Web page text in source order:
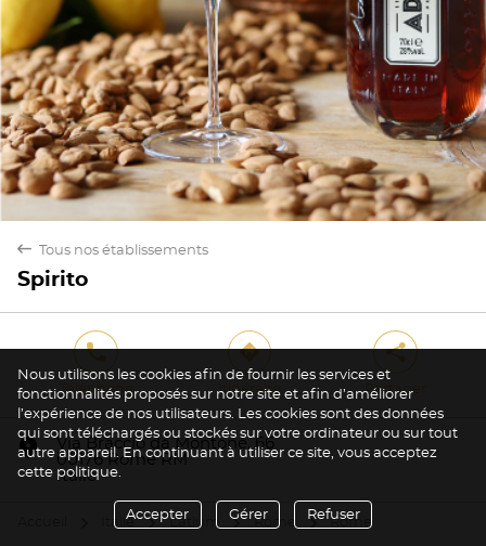
back Tous nos établissements
Spirito
phone
Téléphone
direction
Itinéraire
share
Partager
marker
Via Braccio da Montone, 66
00176 Rome RM
Italie
Italie Latium Rome Rome
Nous utilisons les cookies afin de fournir les services et
fonctionnalités proposés sur notre site et afin d’améliorer
l’expérience de nos utilisateurs. Les cookies sont des données
qui sont téléchargés ou stockés sur votre ordinateur ou sur tout
autre appareil. En continuant à utiliser ce site, vous acceptez
cette politique.
Accepter Gérer Refuser